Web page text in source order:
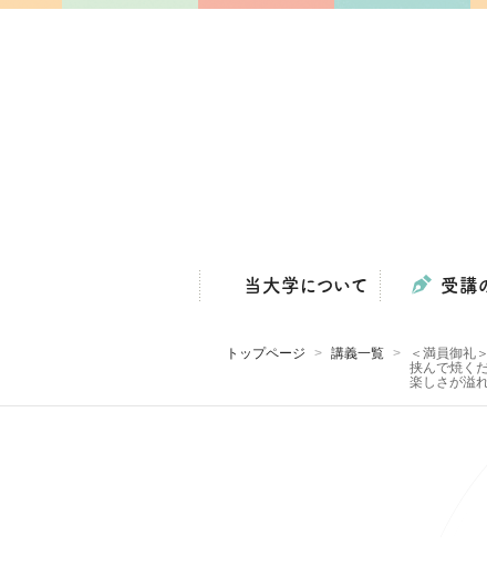
当大学について 受講
トップページ 講義一覧
＜満員御礼＞
挟んで焼く
楽しさが溢